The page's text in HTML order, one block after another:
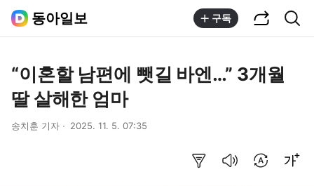
동아일보 구독
“이혼할 남편에 뺏길 바엔…” 3개월
딸 살해한 엄마
송치훈 기자 2025. 11. 5. 07:35